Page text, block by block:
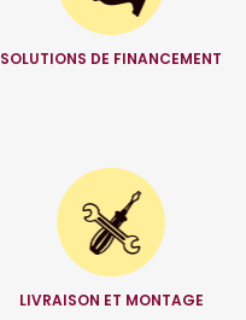
SOLUTIONS DE FINANCEMENT
LIVRAISON ET MONTAGE